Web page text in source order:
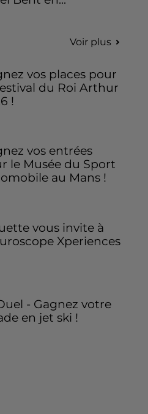
Voir plus
vos places pour
du Roi Arthur
!
vos entrées
le Musée du Sport
au Mans !
vous invite à
Xperiences
- Gagnez votre
en jet ski !